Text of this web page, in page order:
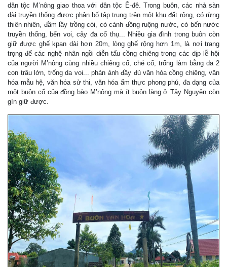
dân tộc M’nông giao thoa với dân tộc Ê-đê. Trong buôn, các nhà sàn
dài truyền thống được phân bố tập trung trên một khu đất rộng, có rừng
thiên nhiên, đầm lầy trồng cói, có cánh đồng ruộng nước, có bến nước
truyền thống, bến voi, cây đa cổ thụ... Nhiều gia đình trong buôn còn
giữ được ghế kpan dài hơn 20m, lòng ghế rộng hơn 1m, là nơi trang
trọng để các nghệ nhân ngồi diễn tấu cồng chiêng trong các dịp lễ hội
của người M’nông cùng nhiều chiêng cổ, ché cổ, trống làm bằng da 2
con trâu lớn, trống da voi... phản ánh đầy đủ văn hóa cồng chiêng, văn
hóa mẫu hệ, văn hóa sử thi, văn hóa ẩm thực phong phú, đa dạng của
một buôn cổ của đồng bào M’nông mà ít buôn làng ở Tây Nguyên còn
gìn giữ được.